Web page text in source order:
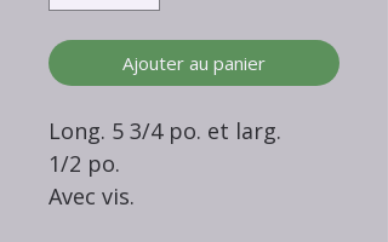
Ajouter au panier
Long. 5 3/4 po. et larg.
1/2 po.
Avec vis.